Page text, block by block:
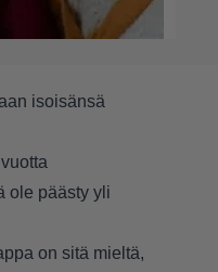
isoisänsä
ole päästy yli
on sitä mieltä,